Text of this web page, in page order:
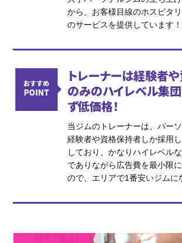
から、お客様目線のホスピタ
のサービスを提供しています！
トレーナーは経験者
のみのハイレベル集
ず低価格！
当ジムのトレーナーは、パー
経験者や資格保持者しか採用
しており、かなりハイレベル
でありながら広告費を最小限
ので、エリアで1番安いジムに